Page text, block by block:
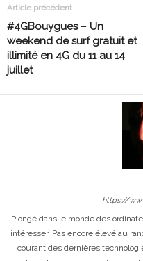
Article précédent
#4GBouygues – Un
weekend de surf gratuit et
illimité en 4G du 11 au 14
juillet
https://
Plongé dans le monde des
intéresser. Pas encore élevé au
courant des dernières